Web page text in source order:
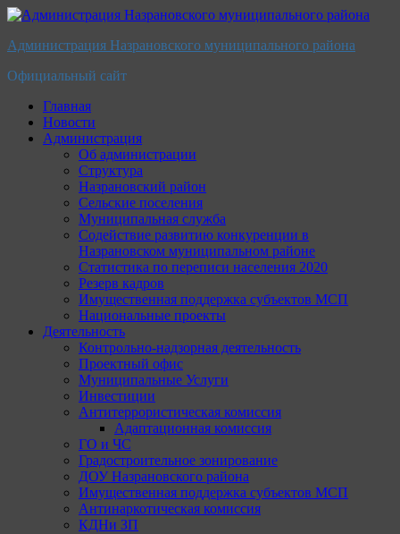
Перейти
содержимому
Администрация Назрановского муниципального района
Официальный сайт
Главная
Новости
Администрация
Об администрации
Структура
Назрановский район
Сельские поселения
Муниципальная служба
Содействие развитию конкуренции в
Назрановском муниципальном районе
Статистика по переписи населения 2020
Резерв кадров
Имущественная поддержка субъектов МСП
Национальные проекты
Деятельность
Контрольно-надзорная деятельность
Проектный офис
Муниципальные Услуги
Инвестиции
Антитеррористическая комиссия
Адаптационная комиссия
ГО и ЧС
Градостроительное зонирование
ДОУ Назрановского района
Имущественная поддержка субъектов МСП
Антинаркотическая комиссия
КДНи ЗП